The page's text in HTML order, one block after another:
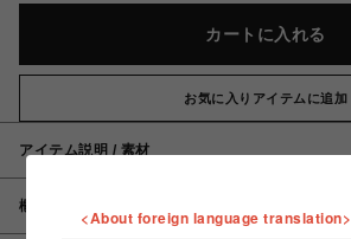
カートに入れる
お気に入りアイテムに追加
アイテム説明 / 素材
概要
<About foreign language translation>